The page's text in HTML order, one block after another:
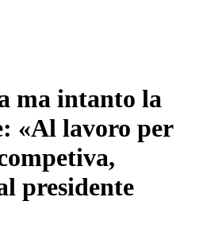
ma intanto la
«Al lavoro per
presidente